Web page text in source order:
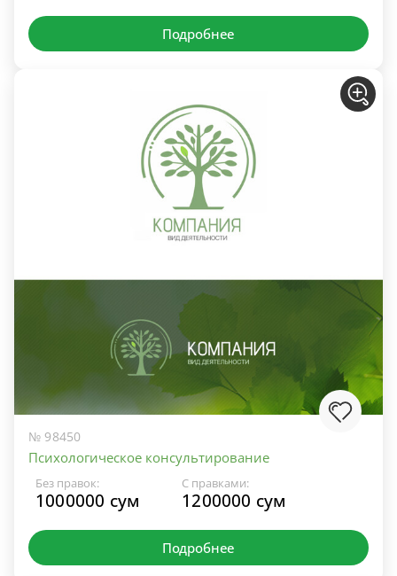
Подробнее
№ 98450
Психологическое консультирование
Без правок:
1000000 сум
С правками:
1200000 сум
Подробнее